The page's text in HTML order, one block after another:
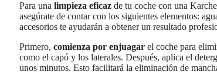
Para una limpieza eficaz de tu coche con una
asegúrate de contar con los siguientes elementos:
accesorios te ayudarán a obtener un resultado
Primero, comienza por enjuagar el coche para
como el capó y los laterales. Después, aplica el
unos minutos. Esto facilitará la eliminación de